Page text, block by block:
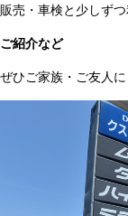
販売・車検と少しず
ご紹介など
ぜひご家族・ご友人